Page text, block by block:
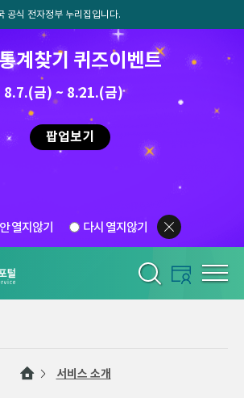
공식 전자정부 누리집입니다.
계찾기 퀴즈이벤트
8.7.(금) ~ 8.21.(금)
팝업보기
열지않기 다시 열지않기
서비스 소개